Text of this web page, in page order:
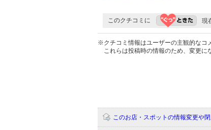
このクチコミに 現
※クチコミ情報はユーザーの主観的なコ
これらは投稿時の情報のため、変更に
このお店・スポットの情報変更や